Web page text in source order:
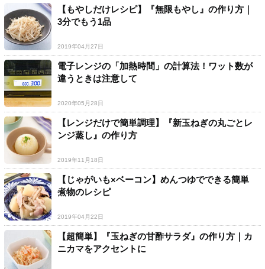
【もやしだけレシピ】『無限もやし』の作り方｜
3分でもう1品
2019年04月27日
電子レンジの「加熱時間」の計算法！ワット数が
違うときは注意して
2020年05月28日
【レンジだけで簡単調理】『新玉ねぎの丸ごとレ
ンジ蒸し』の作り方
2019年11月18日
【じゃがいも×ベーコン】めんつゆでできる簡単
煮物のレシピ
2019年04月22日
【超簡単】『玉ねぎの甘酢サラダ』の作り方｜カ
ニカマをアクセントに